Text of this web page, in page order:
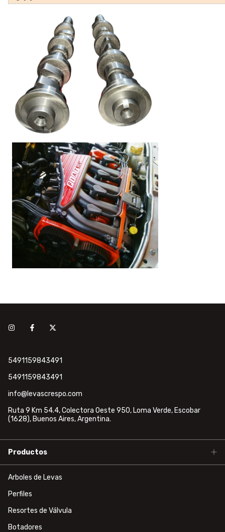
5491159843491
5491159843491
info@levascrespo.com
Ruta 9 Km 54.4, Colectora Oeste 950, Loma Verde, Escobar
(1628), Buenos Aires, Argentina.
Productos
Arboles de Levas
Perfiles
Resortes de Válvula
Botadores